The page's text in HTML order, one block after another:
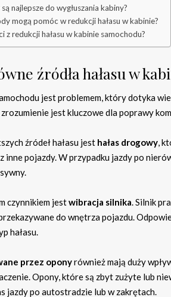
najlepsze do wygłuszania kabiny?
mogą pomóc w redukcji hałasu w kabinie?
z redukcji hałasu w kabinie samochodu?
źródła hałasu w
jest problemem, który dotyka
jest kluczowe dla poprawy
źródeł hałasu jest hałas drogowy,
inne pojazdy. W przypadku jazdy po
czynnikiem jestwibracja silnika. Silnik
do wnętrza pojazdu.
hałasu.
przez oponyrównież mają duży
Opony, które są zbyt zużyte lub
jazdy po autostradzie lub w zakrętach.